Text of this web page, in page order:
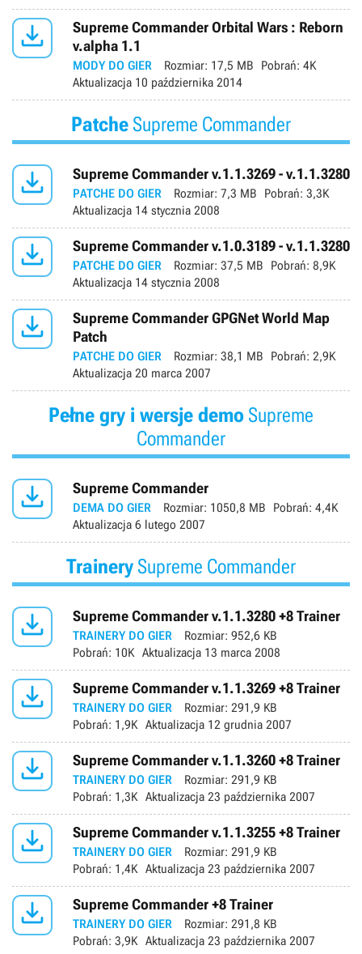

Supreme Commander Orbital Wars : Reborn
v.alpha 1.1
MODY DO GIER Rozmiar: 17,5 MB Pobrań: 4K
Aktualizacja 10 października 2014
Patche Supreme Commander
 Supreme Commander v.1.1.3269 - v.1.1.3280
PATCHE DO GIER Rozmiar: 7,3 MB Pobrań: 3,3K
Aktualizacja 14 stycznia 2008
 Supreme Commander v.1.0.3189 - v.1.1.3280
PATCHE DO GIER Rozmiar: 37,5 MB Pobrań: 8,9K
Aktualizacja 14 stycznia 2008

Supreme Commander GPGNet World Map
Patch
PATCHE DO GIER Rozmiar: 38,1 MB Pobrań: 2,9K
Aktualizacja 20 marca 2007
Pełne gry i wersje demo Supreme
Commander
 Supreme Commander
DEMA DO GIER Rozmiar: 1050,8 MB Pobrań: 4,4K
Aktualizacja 6 lutego 2007
Trainery Supreme Commander
 Supreme Commander v.1.1.3280 +8 Trainer
TRAINERY DO GIER Rozmiar: 952,6 KB
Pobrań: 10K Aktualizacja 13 marca 2008
 Supreme Commander v.1.1.3269 +8 Trainer
TRAINERY DO GIER Rozmiar: 291,9 KB
Pobrań: 1,9K Aktualizacja 12 grudnia 2007
 Supreme Commander v.1.1.3260 +8 Trainer
TRAINERY DO GIER Rozmiar: 291,9 KB
Pobrań: 1,3K Aktualizacja 23 października 2007
 Supreme Commander v.1.1.3255 +8 Trainer
TRAINERY DO GIER Rozmiar: 291,9 KB
Pobrań: 1,4K Aktualizacja 23 października 2007
 Supreme Commander +8 Trainer
TRAINERY DO GIER Rozmiar: 291,8 KB
Pobrań: 3,9K Aktualizacja 23 października 2007